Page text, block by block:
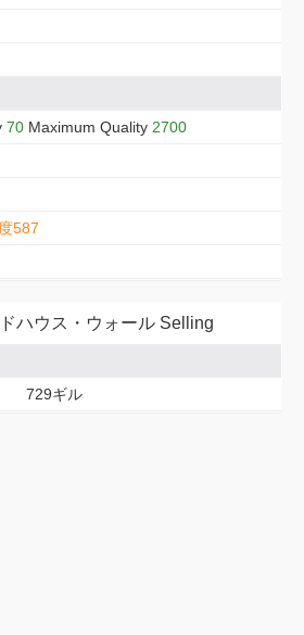
70 Maximum Quality 2700
587
ハウス・ウォール Selling
729ギル